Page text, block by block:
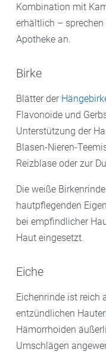
Kombination mit
erhältlich – sprechen
Apotheke an.
Birke
Blätter der
Flavonoide und
Unterstützung der
Blasen-Nieren-
Reizblase oder zur
Die weiße
hautpflegenden
bei empfindlicher
Haut eingesetzt.
Eiche
Eichenrinde ist reich
entzündlichen
Hämorrhoiden
Umschlägen